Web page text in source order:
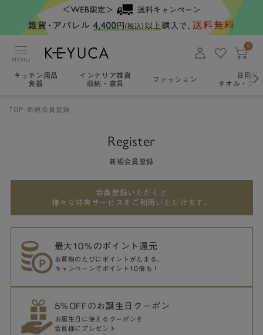
MENU
0
キッチン用品
食器
インテリア雑貨
収納・寝具
ファッション
日用雑
タオル・ア
TOP 新規会員登録
Register
新規会員登録
会員登録いただくと
様々な特典サービスをご利用いただけます。
最大10％のポイント還元
お買物のたびにポイントがたまる。
キャンペーンでポイント10倍も！
5％OFFのお誕生日クーポン
お誕生日に使えるクーポンを
会員様にプレゼント